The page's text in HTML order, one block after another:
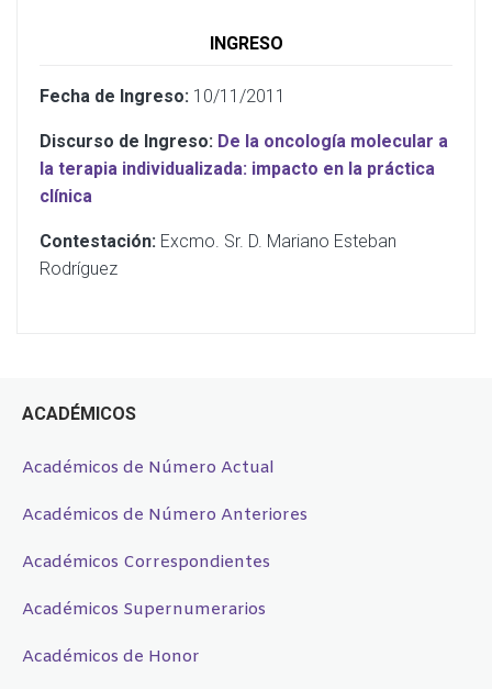
INGRESO
Fecha de Ingreso: 10/11/2011
Discurso de Ingreso: De la oncología molecular a
la terapia individualizada: impacto en la práctica
clínica
Contestación: Excmo. Sr. D. Mariano Esteban
Rodríguez
ACADÉMICOS
Académicos de Número Actual
Académicos de Número Anteriores
Académicos Correspondientes
Académicos Supernumerarios
Académicos de Honor